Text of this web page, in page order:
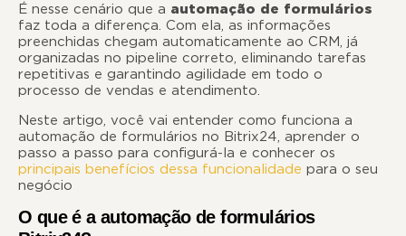
É nesse cenário que a automação de formulários
faz toda a diferença. Com ela, as informações
preenchidas chegam automaticamente ao CRM, já
organizadas no pipeline correto, eliminando tarefas
repetitivas e garantindo agilidade em todo o
processo de vendas e atendimento.
Neste artigo, você vai entender como funciona a
automação de formulários no Bitrix24, aprender o
passo a passo para configurá-la e conhecer os
principais benefícios dessa funcionalidade para o seu
negócio
O que é a automação de formulários